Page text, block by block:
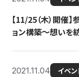
【11/25（木）開催
ョン構築〜想いを
2021.11.04 イベン